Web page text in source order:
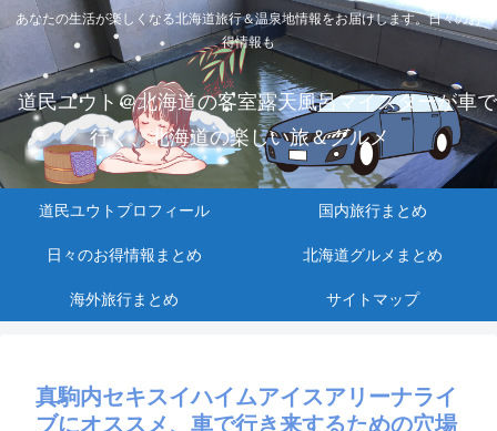
あなたの生活が楽しくなる北海道旅行＆温泉地情報をお届けします。日々のお
得情報も
道民ユウト＠北海道の客室露天風呂マイスターが車で
行く、北海道の楽しい旅＆グルメ
道民ユウトプロフィール 国内旅行まとめ
日々のお得情報まとめ 北海道グルメまとめ
海外旅行まとめ サイトマップ
真駒内セキスイハイムアイスアリーナライ
ブにオススメ、車で行き来するための穴場